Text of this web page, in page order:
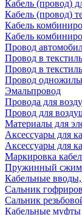
Кабель (провод)
Кабель (провод)
Кабель
Кабель
Провод
Провод в
Провод в
Провод
Эмальпровод
Провода для
Провод для
Материалы для
Аксессуары для
Аксессуары для
Маркировка
Пружинный сжим
Кабельные
Сальник
Сальник
Кабельные муфты